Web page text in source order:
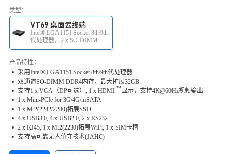
类型：
VT69 桌面云终端
Intel® LGA1151 Socket 8th/9th
代处理器，2 x SO-DIMM
DDR4内存
产品特性：
采用Intel® LGA1151 Socket 8th/9th代处理器
双通道SO-DIMM DDR4内存，最大扩展32GB
支持1 x VGA（DP可选）, 1 x HDMI ™显示，支持4K@60Hz视频输出
1 x Mini-PCIe for 3G/4G/mSATA
1 x M.2(2242/2280)拓展SSD
4 x USB3.0, 4 x USB2.0, 2 x RS232
2 x RJ45, 1 x M.2(2230)拓展WiFi, 1 x SIM卡槽
支持高可靠无人值守技术(JAHC)